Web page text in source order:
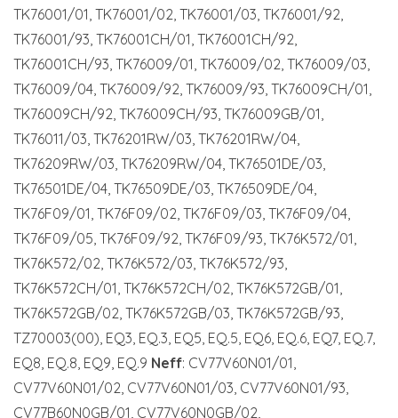
TK76001/01, TK76001/02, TK76001/03, TK76001/92,
TK76001/93, TK76001CH/01, TK76001CH/92,
TK76001CH/93, TK76009/01, TK76009/02, TK76009/03,
TK76009/04, TK76009/92, TK76009/93, TK76009CH/01,
TK76009CH/92, TK76009CH/93, TK76009GB/01,
TK76011/03, TK76201RW/03, TK76201RW/04,
TK76209RW/03, TK76209RW/04, TK76501DE/03,
TK76501DE/04, TK76509DE/03, TK76509DE/04,
TK76F09/01, TK76F09/02, TK76F09/03, TK76F09/04,
TK76F09/05, TK76F09/92, TK76F09/93, TK76K572/01,
TK76K572/02, TK76K572/03, TK76K572/93,
TK76K572CH/01, TK76K572CH/02, TK76K572GB/01,
TK76K572GB/02, TK76K572GB/03, TK76K572GB/93,
TZ70003(00), EQ3, EQ.3, EQ5, EQ.5, EQ6, EQ.6, EQ7, EQ.7,
EQ8, EQ.8, EQ9, EQ.9 Neff: CV77V60N01/01,
CV77V60N01/02, CV77V60N01/03, CV77V60N01/93,
CV77B60N0GB/01, CV77V60N0GB/02,